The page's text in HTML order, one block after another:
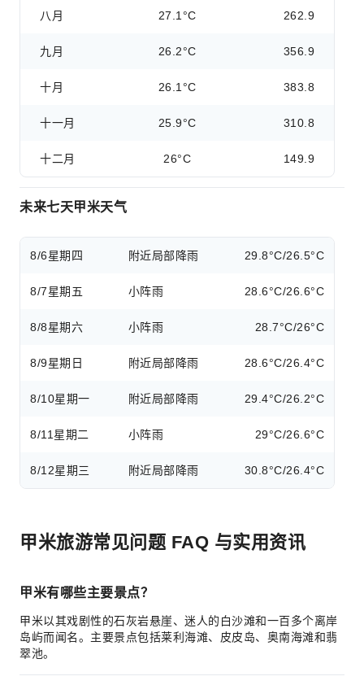
八月 27.1°C 262.9
九月 26.2°C 356.9
十月 26.1°C 383.8
十一月 25.9°C 310.8
十二月 26°C 149.9
未来七天甲米天气
8/6星期四 附近局部降雨 29.8°C/26.5°C
8/7星期五 小阵雨 28.6°C/26.6°C
8/8星期六 小阵雨 28.7°C/26°C
8/9星期日 附近局部降雨 28.6°C/26.4°C
8/10星期一 附近局部降雨 29.4°C/26.2°C
8/11 星期二 小阵雨 29°C/26.6°C
8/12星期三 附近局部降雨 30.8°C/26.4°C
甲米旅游常见问题 FAQ 与实用资讯
甲米有哪些主要景点？
甲米以其戏剧性的石灰岩悬崖、迷人的白沙滩和一百多个离岸
岛屿而闻名。主要景点包括莱利海滩、皮皮岛、奥南海滩和翡
翠池。